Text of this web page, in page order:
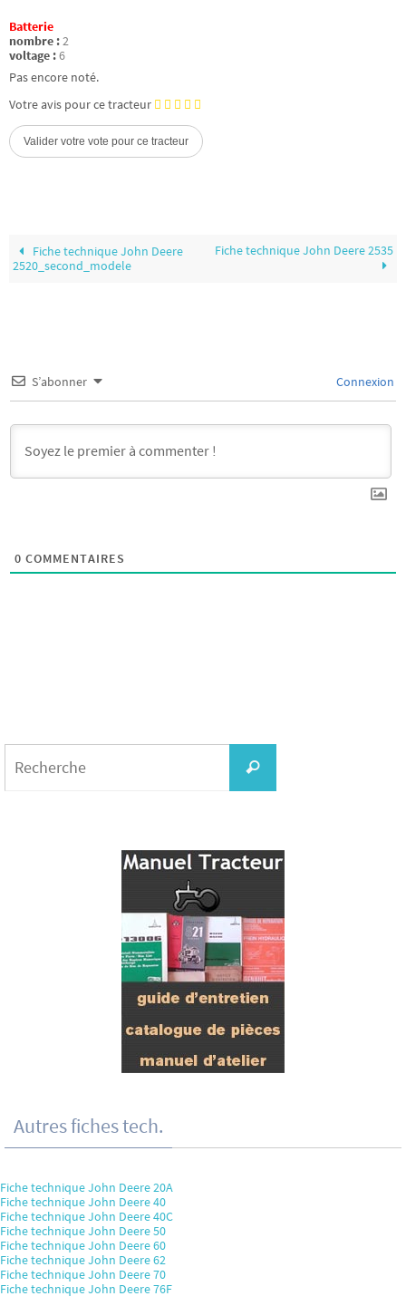
Batterie
nombre :2
voltage :6
Pas encore noté.
Votre avis pour ce tracteur
Fiche technique John Deere
2520_second_modele
Fiche technique John Deere 2535
S’abonner Connexion
0 COMMENTAIRES
Recherche
Autres fiches tech.
Fiche technique John Deere 20A
Fiche technique John Deere 40
Fiche technique John Deere 40C
Fiche technique John Deere 50
Fiche technique John Deere 60
Fiche technique John Deere 62
Fiche technique John Deere 70
Fiche technique John Deere 76F